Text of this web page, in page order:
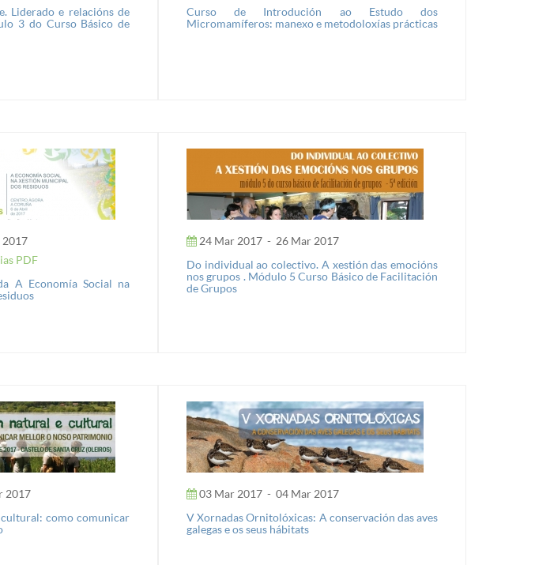
Liderado e relacións de
3 do Curso Básico de
Curso de Introdución ao Estudo dos
Micromamíferos: manexo e metodoloxías prácticas
PDF
A Economía Social na
24 Mar 2017 - 26 Mar 2017
Do individual ao colectivo. A xestión das emocións
nos grupos . Módulo 5 Curso Básico de Facilitación
de Grupos
2017
como comunicar
03 Mar 2017 - 04 Mar 2017
V Xornadas Ornitolóxicas: A conservación das aves
galegas e os seus hábitats